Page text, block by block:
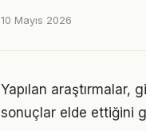
10 Mayıs 2026
Yapılan araştırmalar,
sonuçlar elde ettiğini